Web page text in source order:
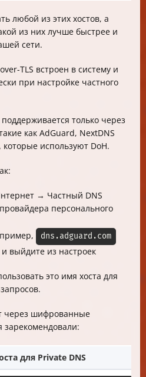
любой из этих хостов, а
из них лучше быстрее и
сети.
TLS встроен в систему и
при настройке частного
только через
как AdGuard, NextDNS
используют DoH.
→ Частный DNS
персонального
dns.adguard.com
выйдите из настроек
это имя хоста для
через шифрованные
зарекомендовали:
для Private DNS